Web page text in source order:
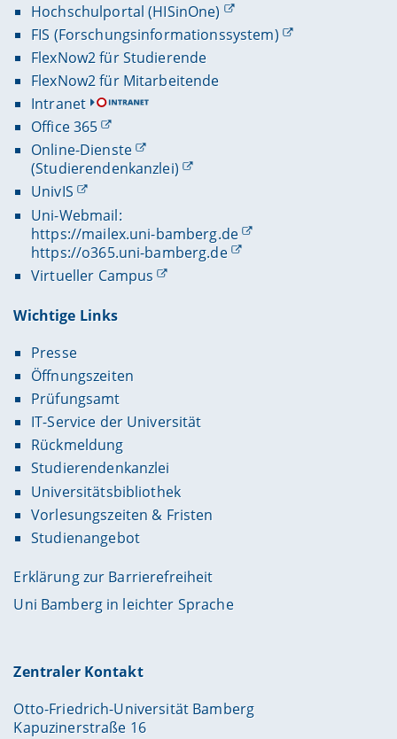
Hochschulportal (HISinOne)
FIS (Forschungsinformationssystem)
FlexNow2 für Studierende
FlexNow2 für Mitarbeitende
Intranet
Office 365
Online-Dienste
(Studierendenkanzlei)
UnivIS
Uni-Webmail:
https://mailex.uni-bamberg.de
https://o365.uni-bamberg.de
Virtueller Campus
Wichtige Links
Presse
Öffnungszeiten
Prüfungsamt
IT-Service der Universität
Rückmeldung
Studierendenkanzlei
Universitätsbibliothek
Vorlesungszeiten & Fristen
Studienangebot
Erklärung zur Barrierefreiheit
Uni Bamberg in leichter Sprache
Zentraler Kontakt
Otto-Friedrich-Universität Bamberg
Kapuzinerstraße 16